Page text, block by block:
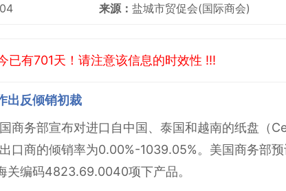
来源： 盐城市贸促会(国际商会)
已有701天！请注意该信息的时效性 !!!
出反倾销初裁
商务部宣布对进口自中国、泰国和越南的纸盘（
口商的倾销率为0.00%-1039.05%。美国商务部
关编码4823.69.0040项下产品。